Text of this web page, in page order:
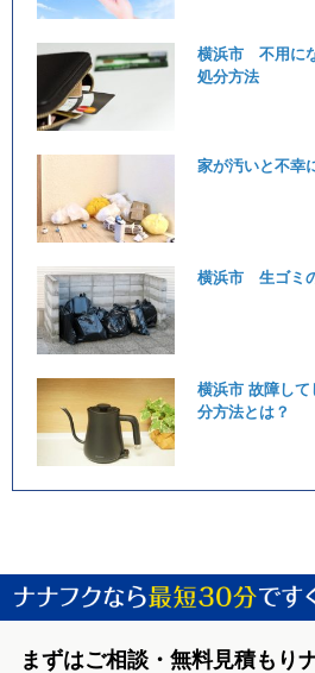
横浜市 不用に
処分方法
家が汚いと不幸
横浜市 生ゴミ
横浜市 故障し
分方法とは？
まずはご相談・無料見積もり